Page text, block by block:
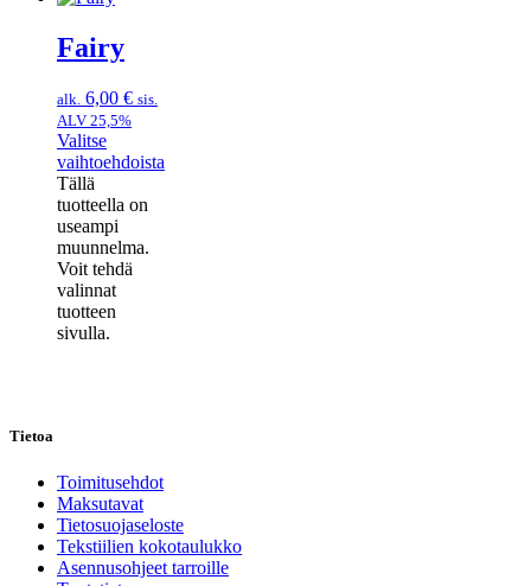
Fairy
alk. 6,00 € sis.
ALV 25,5%
Valitse
vaihtoehdoista
Tällä
tuotteella on
useampi
muunnelma.
Voit tehdä
valinnat
tuotteen
sivulla.
Tietoa
Toimitusehdot
Maksutavat
Tietosuojaseloste
Tekstiilien kokotaulukko
Asennusohjeet tarroille